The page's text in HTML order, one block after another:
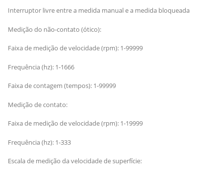
Interruptor livre entre a medida manual e a medida bloqueada
Medição do não-contato (ótico):
Faixa de medição de velocidade (rpm): 1-99999
Frequência (hz): 1-1666
Faixa de contagem (tempos): 1-99999
Medição de contato:
Faixa de medição de velocidade (rpm): 1-19999
Frequência (hz): 1-333
Escala de medição da velocidade de superfície: